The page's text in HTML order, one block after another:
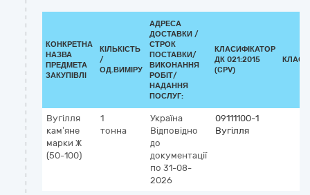
КОНКРЕТНА
НАЗВА
ПРЕДМЕТА
ЗАКУПІВЛІ
КІЛЬКІСТЬ
/
ОД.ВИМІРУ
АДРЕСА
ДОСТАВКИ /
СТРОК
ПОСТАВКИ/
ВИКОНАННЯ
РОБІТ/
НАДАННЯ
ПОСЛУГ:
КЛАСИФІКАТОР
ДК 021:2015
(CPV)
Вугілля
кам’яне
марки Ж
(50-100)
1
тонна
Україна
Відповідно
до
документації
по 31-08-
2026
09111100-1
Вугілля